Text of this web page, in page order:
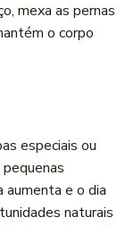
mexa as pernas
o corpo
especiais ou
aumenta e o dia
naturais